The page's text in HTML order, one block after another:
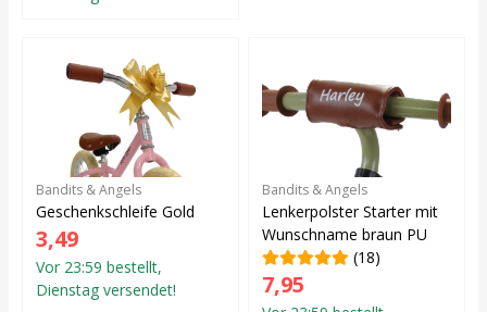
Bandits & Angels
Geschenkschleife Gold
3,49
Vor 23:59 bestellt,
Dienstag versendet!
Bandits & Angels
Lenkerpolster Starter mit
Wunschname braun PU
(18)
7,95